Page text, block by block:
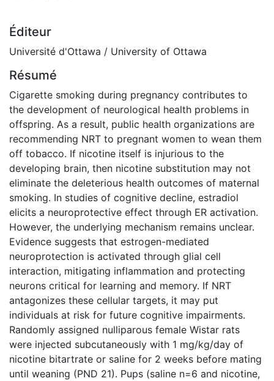
Éditeur
Université d'Ottawa / University of Ottawa
Résumé
Cigarette smoking during pregnancy contributes to
the development of neurological health problems in
offspring. As a result, public health organizations are
recommending NRT to pregnant women to wean them
off tobacco. If nicotine itself is injurious to the
developing brain, then nicotine substitution may not
eliminate the deleterious health outcomes of maternal
smoking. In studies of cognitive decline, estradiol
elicits a neuroprotective effect through ER activation.
However, the underlying mechanism remains unclear.
Evidence suggests that estrogen-mediated
neuroprotection is activated through glial cell
interaction, mitigating inflammation and protecting
neurons critical for learning and memory. If NRT
antagonizes these cellular targets, it may put
individuals at risk for future cognitive impairments.
Randomly assigned nulliparous female Wistar rats
were injected subcutaneously with 1 mg/kg/day of
nicotine bitartrate or saline for 2 weeks before mating
until weaning (PND 21). Pups (saline n=6 and nicotine,